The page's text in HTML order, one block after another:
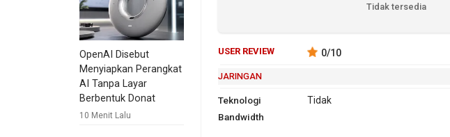
OpenAI Disebut
Menyiapkan Perangkat
AI Tanpa Layar
Berbentuk Donat
10 Menit Lalu
Tidak tersedia
USER REVIEW 0/10
JARINGAN
Teknologi Tidak
2G
Bandwidth